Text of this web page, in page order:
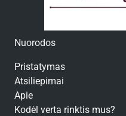
Nuorodos
Pristatymas
Atsiliepimai
Apie
Kodėl verta rinktis mus?